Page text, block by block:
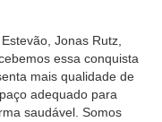
Jonas Rutz,
essa conquista
mais qualidade de
adequado para
saudável. Somos